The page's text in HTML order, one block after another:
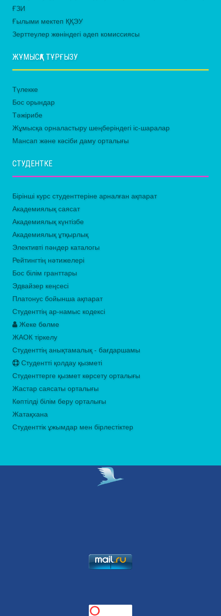
ҒЗИ
Ғылыми мектеп ҚҚЭУ
Зерттеулер жөніндегі әдеп комиссиясы
ЖҰМЫСҚА ТҰРҒЫЗУ
Түлекке
Бос орындар
Тәжірибе
Жұмысқа орналастыру шеңберіндегі іс-шаралар
Мансап және кәсіби даму орталығы
СТУДЕНТКЕ
Бірінші курс студенттеріне арналған ақпарат
Академиялық саясат
Академиялық күнтізбе
Академиялық ұтқырлық
Элективті пәндер каталогы
Рейтингтің нәтижелері
Бос білім гранттары
Эдвайзер кеңсесі
Платонус бойынша ақпарат
Студенттің ар-намыс кодексі
Жеке бөлме
ЖАОК тіркелу
Студенттің анықтамалық - бағдаршамы
Студентті қолдау қызметі
Студенттерге қызмет көрсету орталығы
Жастар саясаты орталығы
Көптілді білім беру орталығы
Жатақхана
Студенттік ұжымдар мен бірлестіктер